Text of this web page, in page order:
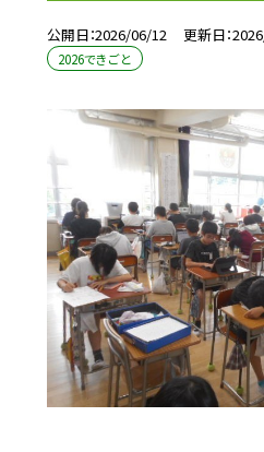
公開日 2026/06/12 更新日
2026できごと